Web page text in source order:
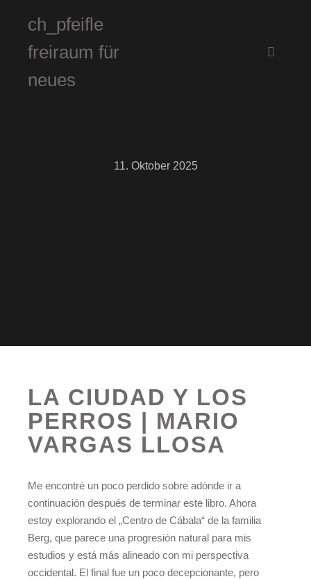
ch_pfeifle
freiraum für
neues
11. Oktober 2025
LA CIUDAD Y LOS
PERROS | MARIO
VARGAS LLOSA
Me encontré un poco perdido sobre adónde ir a
continuación después de terminar este libro. Ahora
estoy explorando el „Centro de Cábala“ de la familia
Berg, que parece una progresión natural para mis
estudios y está más alineado con mi perspectiva
occidental. El final fue un poco decepcionante, pero